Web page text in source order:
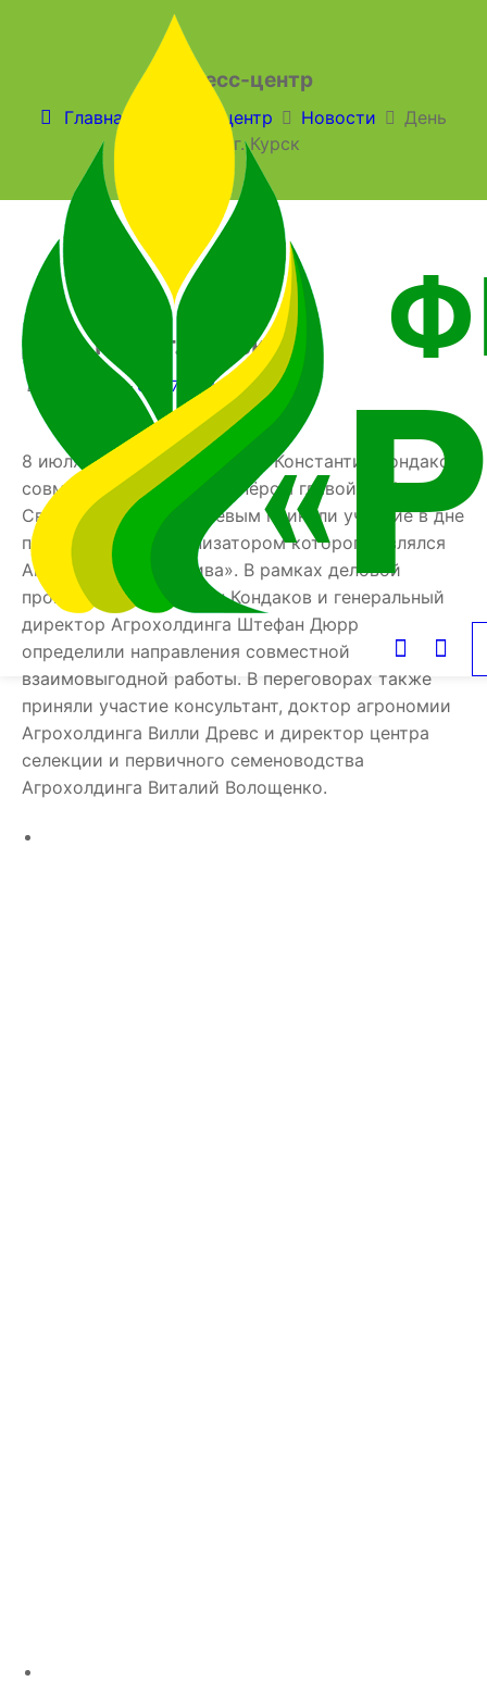
Пресс-центр
Главная Пресс-центр Новости
День
поля г. Курск
День поля г. Курск
в 09.07.2021
8 июля директор Института Константин Кондаков
совместно с бизнес партнёром главой КФХ
Святославом Афанасьевым приняли участие в дне
поля г. Курске, организатором которого являлся
Агрохолдинг «ЭкоНива». В рамках деловой
программы Константин Кондаков и генеральный
директор Агрохолдинга Штефан Дюрр
определили направления совместной
взаимовыгодной работы. В переговорах также
приняли участие консультант, доктор агрономии
Агрохолдинга Вилли Древс и директор центра
селекции и первичного семеноводства
Агрохолдинга Виталий Волощенко.